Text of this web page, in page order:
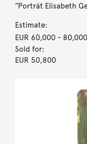
”Porträt Elisabeth
Estimate:
EUR 60,000- 80,000
Sold for:
EUR 50,800